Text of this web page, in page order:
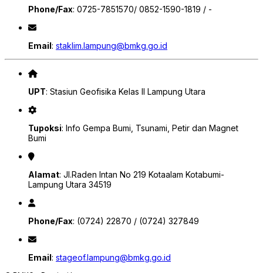
Phone/Fax: 0725-7851570/ 0852-1590-1819 / -
Email: staklim.lampung@bmkg.go.id
UPT: Stasiun Geofisika Kelas II Lampung Utara
Tupoksi: Info Gempa Bumi, Tsunami, Petir dan Magnet
Bumi
Alamat: Jl.Raden Intan No 219 Kotaalam Kotabumi-
Lampung Utara 34519
Phone/Fax: (0724) 22870 / (0724) 327849
Email: stageof.lampung@bmkg.go.id